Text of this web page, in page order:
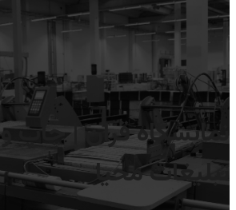
نمایشگاه قران | چاپ و
تبلیغات محیا